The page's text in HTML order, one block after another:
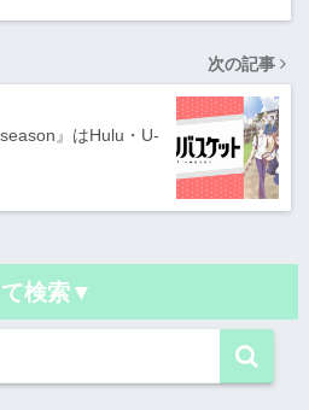
次の記事
』はHulu・U-
検索▼